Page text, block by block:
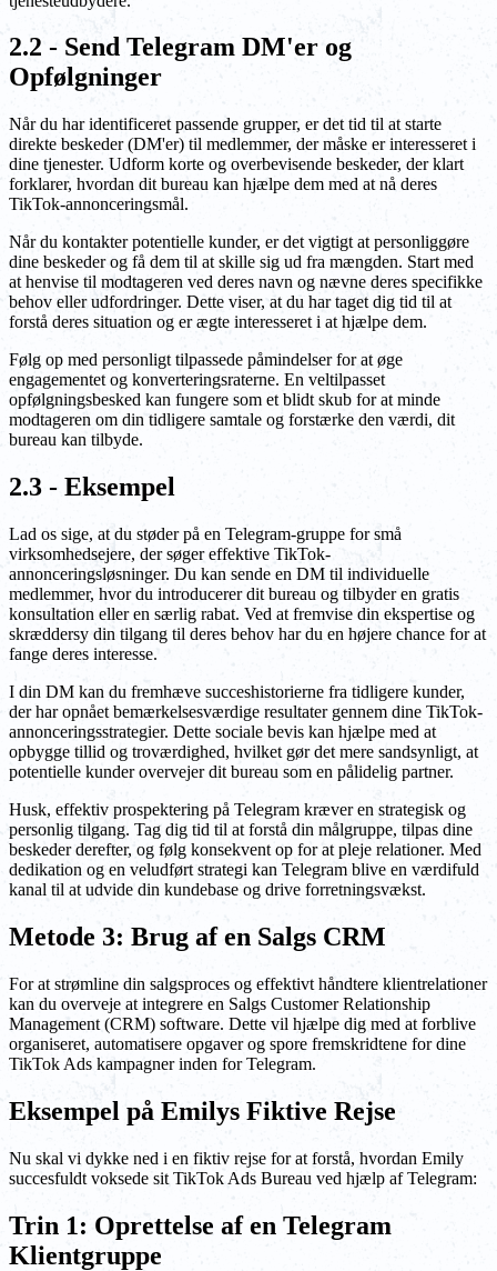
2.2 - Send Telegram DM'er og
Opfølgninger
Når du har identificeret passende grupper, er det tid til at starte
direkte beskeder (DM'er) til medlemmer, der måske er interesseret i
dine tjenester. Udform korte og overbevisende beskeder, der klart
forklarer, hvordan dit bureau kan hjælpe dem med at nå deres
TikTok-annonceringsmål.
Når du kontakter potentielle kunder, er det vigtigt at personliggøre
dine beskeder og få dem til at skille sig ud fra mængden. Start med
at henvise til modtageren ved deres navn og nævne deres specifikke
behov eller udfordringer. Dette viser, at du har taget dig tid til at
forstå deres situation og er ægte interesseret i at hjælpe dem.
Følg op med personligt tilpassede påmindelser for at øge
engagementet og konverteringsraterne. En veltilpasset
opfølgningsbesked kan fungere som et blidt skub for at minde
modtageren om din tidligere samtale og forstærke den værdi, dit
bureau kan tilbyde.
2.3 - Eksempel
Lad os sige, at du støder på en Telegram-gruppe for små
virksomhedsejere, der søger effektive TikTok-
annonceringsløsninger. Du kan sende en DM til individuelle
medlemmer, hvor du introducerer dit bureau og tilbyder en gratis
konsultation eller en særlig rabat. Ved at fremvise din ekspertise og
skræddersy din tilgang til deres behov har du en højere chance for at
fange deres interesse.
I din DM kan du fremhæve succeshistorierne fra tidligere kunder,
der har opnået bemærkelsesværdige resultater gennem dine TikTok-
annonceringsstrategier. Dette sociale bevis kan hjælpe med at
opbygge tillid og troværdighed, hvilket gør det mere sandsynligt, at
potentielle kunder overvejer dit bureau som en pålidelig partner.
Husk, effektiv prospektering på Telegram kræver en strategisk og
personlig tilgang. Tag dig tid til at forstå din målgruppe, tilpas dine
beskeder derefter, og følg konsekvent op for at pleje relationer. Med
dedikation og en veludført strategi kan Telegram blive en værdifuld
kanal til at udvide din kundebase og drive forretningsvækst.
Metode 3: Brug af en Salgs CRM
For at strømline din salgsproces og effektivt håndtere klientrelationer
kan du overveje at integrere en Salgs Customer Relationship
Management (CRM) software. Dette vil hjælpe dig med at forblive
organiseret, automatisere opgaver og spore fremskridtene for dine
TikTok Ads kampagner inden for Telegram.
Eksempel på Emilys Fiktive Rejse
Nu skal vi dykke ned i en fiktiv rejse for at forstå, hvordan Emily
succesfuldt voksede sit TikTok Ads Bureau ved hjælp af Telegram:
Trin 1: Oprettelse af en Telegram
Klientgruppe